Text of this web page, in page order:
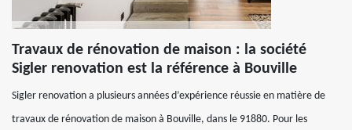
Travaux de rénovation de maison : la société
Sigler renovation est la référence à Bouville
Sigler renovation a plusieurs années d’expérience réussie en matière de
travaux de rénovation de maison à Bouville, dans le 91880. Pour les